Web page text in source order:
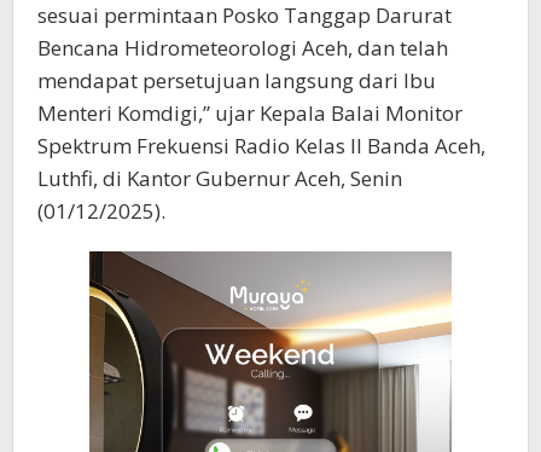
sesuai permintaan Posko Tanggap Darurat
Bencana Hidrometeorologi Aceh, dan telah
mendapat persetujuan langsung dari Ibu
Menteri Komdigi,” ujar Kepala Balai Monitor
Spektrum Frekuensi Radio Kelas II Banda Aceh,
Luthfi, di Kantor Gubernur Aceh, Senin
(01/12/2025).